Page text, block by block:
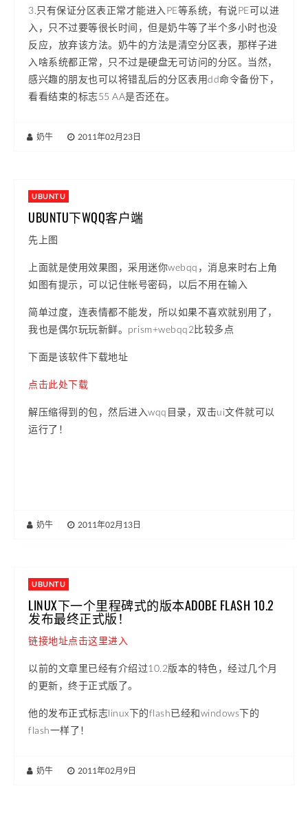
3.只有保证分区表正常才能进入PE等系统，有说PE可以进
入，只不过要等很长时间，但是奶牛等了半个多小时也没
反应，放弃该方法。奶牛的方法是清空分区表，那样子进
入啥系统都正常，只不过是硬盘无可访问的分区。当然，
感兴趣的朋友也可以将错乱后的分区表用dd命令备份下，
看看结束的标志55 AA是否还在。
奶牛 2011年02月23日
UBUNTU
UBUNTU下WQQ客户端
先上图
上面就是使用效果图，采用迷你webqq，消息来时右上角
如图有提示，可以记住帐号密码，以后不用在输入
简单过度，连表情都不能发，所以如果不喜欢就别用了，
我也是偶尔玩玩新鲜。prism+webqq2比较多点
下面是该软件下载地址
点击此处下载
解压缩得到的包，然后进入wqq目录，双击ui文件就可以
运行了！
奶牛 2011年02月13日
UBUNTU
LINUX下一个里程碑式的版本ADOBE FLASH 10.2
发布最终正式版！
链接地址点击这里进入
以前的文章里已经有介绍过10.2版本的特色，经过几个月
的更新，终于正式版了。
他的发布正式标志linux下的flash已经和windows下的
flash一样了！
奶牛 2011年02月9日